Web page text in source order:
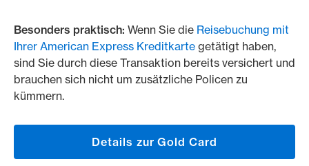
Besonders praktisch: Wenn Sie die Reisebuchung mit
Ihrer American Express Kreditkarte getätigt haben,
sind Sie durch diese Transaktion bereits versichert und
brauchen sich nicht um zusätzliche Policen zu
kümmern.
Details zur Gold Card